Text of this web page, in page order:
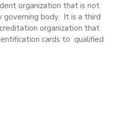
organization that is not
body. It is a third
organization that
cards to qualified